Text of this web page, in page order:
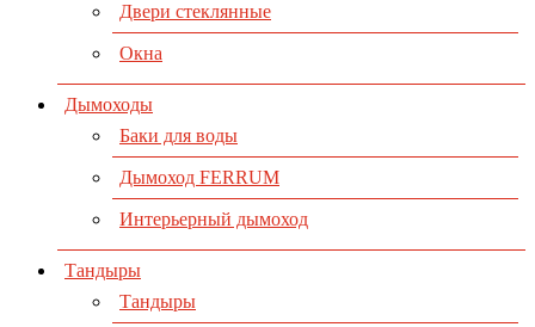
Двери стеклянные
Окна
Дымоходы
Баки для воды
Дымоход FERRUM
Интерьерный дымоход
Тандыры
Тандыры